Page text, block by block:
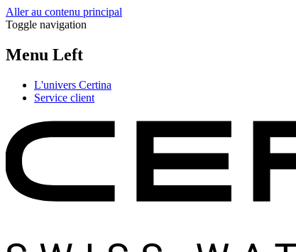
Aller au contenu principal
Toggle navigation
Menu Left
L'univers Certina
Service client